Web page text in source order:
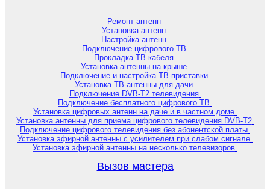
Ремонт антенн
Установка антенн
Настройка антенн
Подключение цифрового ТВ
Прокладка ТВ-кабеля
Установка антенны на крыше
Подключение и настройка ТВ-приставки
Установка ТВ-антенны для дачи
Подключение DVB-T2 телевидения
Подключение бесплатного цифрового ТВ
Установка цифровых антенн на даче и в частном доме
Установка антенны для приема цифрового телевидения DVB-T2
Подключение цифрового телевидения без абонентской платы
Установка эфирной антенны с усилителем при слабом сигнале
Установка эфирной антенны на несколько телевизоров
Вызов мастера